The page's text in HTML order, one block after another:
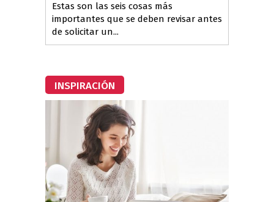
Estas son las seis cosas más
importantes que se deben revisar antes
de solicitar un...
INSPIRACIÓN